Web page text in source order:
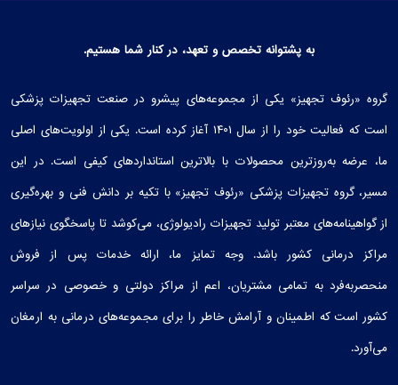
به پشتوانه تخصص و تعهد، در کنار شما هستیم.
گروه «رئوف تجهیز» یکی از مجموعه‌های پیشرو در صنعت تجهیزات پزشکی
است که فعالیت خود را از سال ۱۴۰۱ آغاز کرده است. یکی از اولویت‌های اصلی
ما، عرضه به‌روزترین محصولات با بالاترین استانداردهای کیفی است. در این
مسیر، گروه تجهیزات پزشکی «رئوف تجهیز» با تکیه بر دانش فنی و بهره‌گیری
از گواهینامه‌های معتبر تولید تجهیزات رادیولوژی، می‌کوشد تا پاسخگوی نیازهای
مراکز درمانی کشور باشد. وجه تمایز ما، ارائه خدمات پس از فروش
منحصربه‌فرد به تمامی مشتریان، اعم از مراکز دولتی و خصوصی در سراسر
کشور است که اطمینان و آرامش خاطر را برای مجموعه‌های درمانی به ارمغان
می‌آورد.